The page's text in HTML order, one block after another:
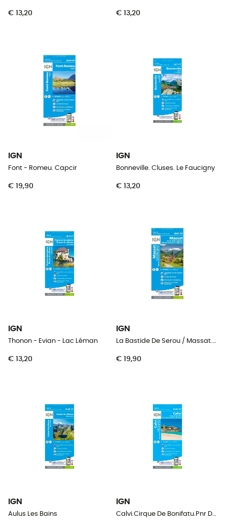
€ 13,20 € 13,20
IGN
Font - Romeu. Capcir
€ 19,90
IGN
Bonneville. Cluses. Le Faucigny
€ 13,20
IGN
Thonon - Evian - Lac Léman
€ 13,20
IGN
La Bastide De Serou / Massat.Pic Des Trois Seigneurs.Pnr Des Pyrénées-Ariégeoises
€ 19,90
IGN
Aulus Les Bains
IGN
Calvi.Cirque De Bonifatu.Pnr De Corse